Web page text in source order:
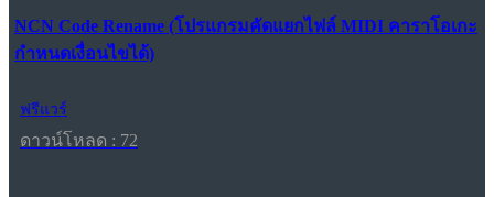
NCN Code Rename (โปรแกรมคัดแยกไฟล์ MIDI คาราโอเกะ
กำหนดเงื่อนไขได้)
ฟรีแวร์
ดาวน์โหลด : 72